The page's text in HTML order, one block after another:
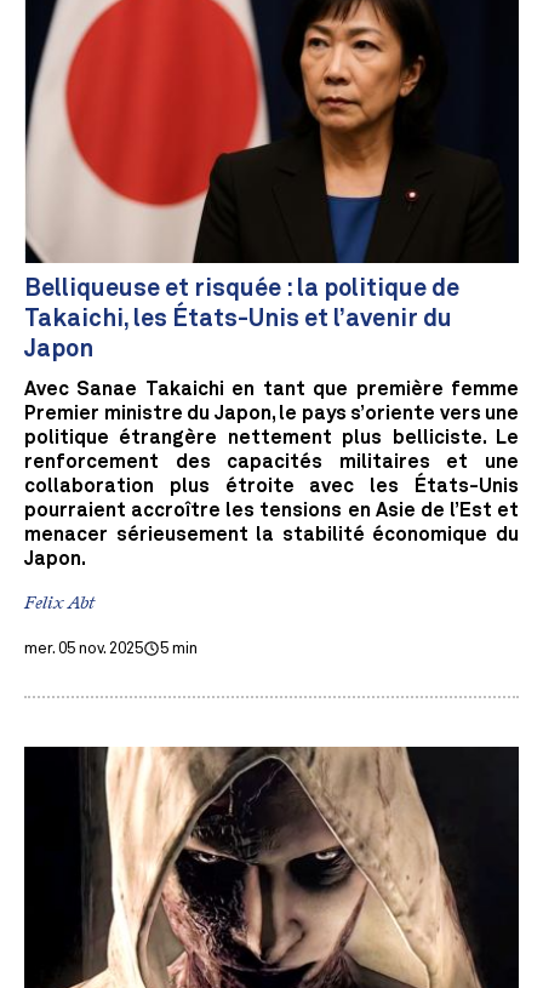
Belliqueuse et risquée : la politique de
Takaichi, les États-Unis et l’avenir du
Japon
Avec Sanae Takaichi en tant que première femme
Premier ministre du Japon, le pays s’oriente vers une
politique étrangère nettement plus belliciste. Le
renforcement des capacités militaires et une
collaboration plus étroite avec les États-Unis
pourraient accroître les tensions en Asie de l’Est et
menacer sérieusement la stabilité économique du
Japon.
Felix Abt
mer. 05 nov. 2025 5 min